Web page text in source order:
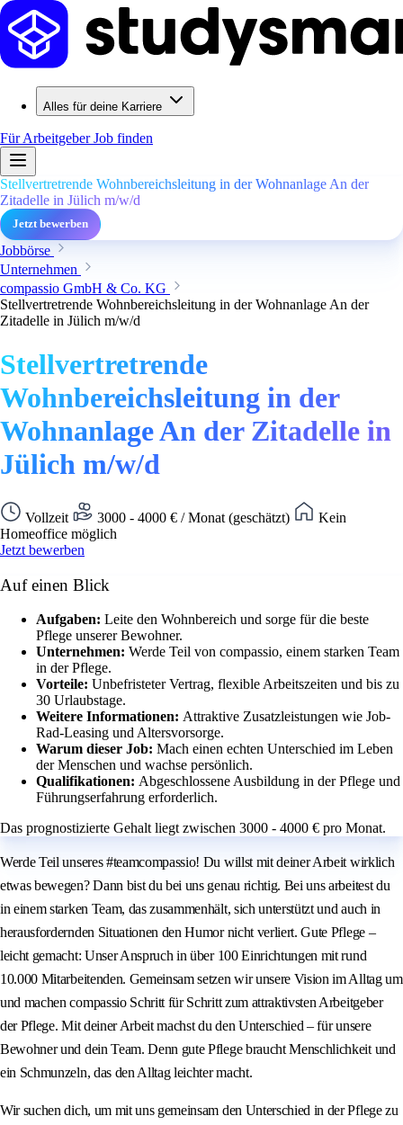
Alles für deine Karriere
Für ArbeitgeberJob finden
Stellvertretrende Wohnbereichsleitung in der Wohnanlage An der
Zitadelle in Jülich m/w/d
Jetzt bewerben
Jobbörse
Unternehmen
compassio GmbH & Co. KG
Stellvertretrende Wohnbereichsleitung in der Wohnanlage An der
Zitadelle in Jülich m/w/d
Stellvertretrende
Wohnbereichsleitung in der
Wohnanlage An der Zitadelle in
Jülich m/w/d
Vollzeit 3000 - 4000 € / Monat (geschätzt)
Kein
Homeoffice möglich
Jetzt bewerben
Auf einen Blick
Aufgaben: Leite den Wohnbereich und sorge für die beste
Pflege unserer Bewohner.
Unternehmen: Werde Teil von compassio, einem starken Team
in der Pflege.
Vorteile: Unbefristeter Vertrag, flexible Arbeitszeiten und bis zu
30 Urlaubstage.
Weitere Informationen: Attraktive Zusatzleistungen wie Job-
Rad-Leasing und Altersvorsorge.
Warum dieser Job: Mach einen echten Unterschied im Leben
der Menschen und wachse persönlich.
Qualifikationen: Abgeschlossene Ausbildung in der Pflege und
Führungserfahrung erforderlich.
Das prognostizierte Gehalt liegt zwischen 3000 - 4000 € pro Monat.
Werde Teil unseres #teamcompassio! Du willst mit deiner Arbeit wirklich
etwas bewegen? Dann bist du bei uns genau richtig. Bei uns arbeitest du
in einem starken Team, das zusammenhält, sich unterstützt und auch in
herausfordernden Situationen den Humor nicht verliert. Gute Pflege –
leicht gemacht: Unser Anspruch in über 100 Einrichtungen mit rund
10.000 Mitarbeitenden. Gemeinsam setzen wir unsere Vision im Alltag um
und machen compassio Schritt für Schritt zum attraktivsten Arbeitgeber
der Pflege. Mit deiner Arbeit machst du den Unterschied – für unsere
Bewohner und dein Team. Denn gute Pflege braucht Menschlichkeit und
ein Schmunzeln, das den Alltag leichter macht.
Wir suchen dich, um mit uns gemeinsam den Unterschied in der Pflege zu